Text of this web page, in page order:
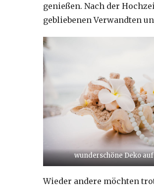
genießen. Nach der
gebliebenen Verwandten
wunderschöne Deko
Wieder andere möchten